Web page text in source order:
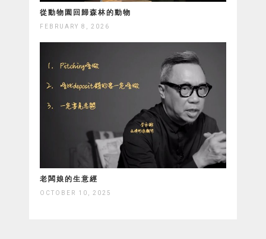
從動物園回歸森林的動物
FEBRUARY 8, 2026
老闆娘的生意經
OCTOBER 10, 2025